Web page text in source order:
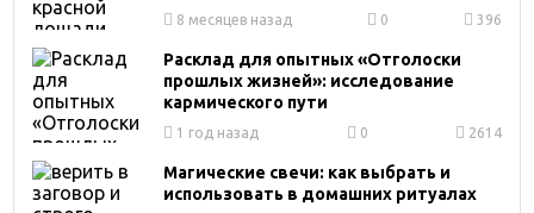
8 месяцев назад 0 396
Расклад для опытных «Отголоски
прошлых жизней»: исследование
кармического пути
1 год назад 0 2614
Магические свечи: как выбрать и
использовать в домашних ритуалах